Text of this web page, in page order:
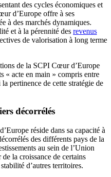
des cycles économiques et
d’Europe offre à ses
à des marchés dynamiques.
et à la pérennité des revenus
de valorisation à long terme
de la SCPI Cœur d’Europe
« acte en main » compris entre
pertinence de cette stratégie de
décorrélés
réside dans sa capacité à
des différents pays de la
au sein de l’Union
la croissance de certains
d’autres territoires.